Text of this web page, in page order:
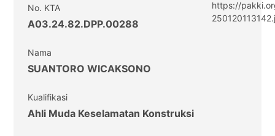
No. KTA
A03.24.82.DPP.00288
Nama
SUANTORO WICAKSONO
Kualifikasi
Ahli Muda Keselamatan Konstruksi